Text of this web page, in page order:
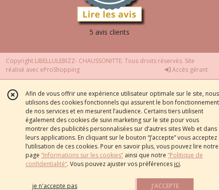
5 avis clients
Copyright LIBELLULEBIZZ- CHAUSSONITTE. Tous droits réservés. Site
réalisé avec eProShopping Accès gérant
Afin de vous offrir une expérience utilisateur optimale sur le site, nous
utilisons des cookies fonctionnels qui assurent le bon fonctionnement
de nos services et en mesurent l’audience. Certains tiers utilisent
également des cookies de suivi marketing sur le site pour vous
montrer des publicités personnalisées sur d’autres sites Web et dans
leurs applications. En cliquant sur le bouton “J’accepte” vous acceptez
l’utilisation de ces cookies. Pour en savoir plus, vous pouvez lire notre
page “Informations sur les cookies” ainsi que notre “Politique de
confidentialité“. Vous pouvez ajuster vos préférences ici.
je n'accepte pas J'ACCEPTE